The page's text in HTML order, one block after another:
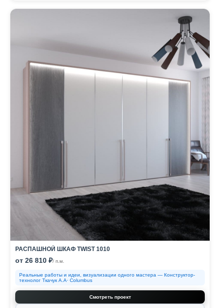
РАСПАШНОЙ ШКАФ TWIST 1010
от 26 810 ₽/ п.м.
Реальные работы и идеи, визуализации одного мастера — Конструктор-
технолог Ткачук А.А· Columbus
Смотреть проект